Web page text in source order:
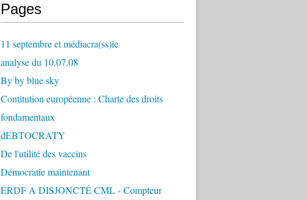
Pages
11 septembre et médiacra(ss)ie
analyse du 10.07.08
By by blue sky
Contitution européenne : Charte des droits
fondamentaux
dEBTOCRATY
De l'utilité des vaccins
Démocratie maintenant
ERDF A DISJONCTÉ CML - Compteur